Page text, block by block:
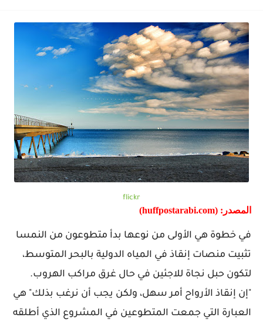
flickr
المصدر: (huffpostarabi.com)
في خطوة هي الأولى من نوعها بدأ متطوعون من النمسا
تثبيت منصات إنقاذ في المياه الدولية بالبحر المتوسط،
لتكون حبل نجاة للاجئين في حال غرق مراكب الهروب.
"إن إنقاذ الأرواح أمر سهل، ولكن يجب أن نرغب بذلك" هي
العبارة التي جمعت المتطوعين في المشروع الذي أطلقه